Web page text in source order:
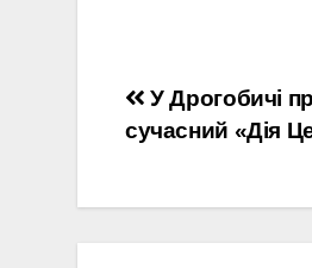
Навігація
записів
У Дрогобичі
сучасний «Дія